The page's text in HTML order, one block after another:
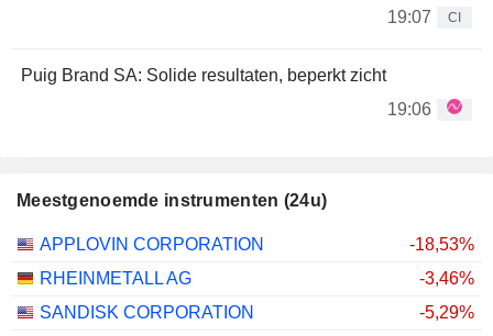
19:07
CI
Puig Brand SA: Solide resultaten, beperkt zicht
19:06
Meestgenoemde instrumenten (24u)
APPLOVIN CORPORATION
-18,53%
RHEINMETALL AG
-3,46%
SANDISK CORPORATION
-5,29%